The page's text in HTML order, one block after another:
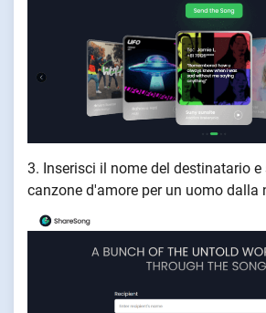
3. Inserisci il nome del destinatario e
canzone d'amore per un uomo dalla